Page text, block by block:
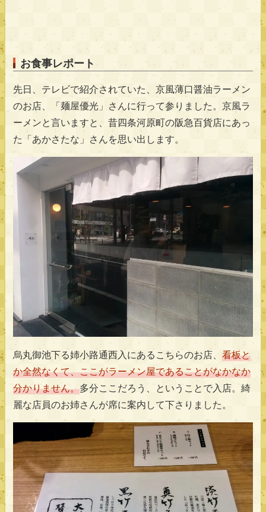
お食事レポート
先日、テレビで紹介されていた、京風薄口醤油ラーメン
のお店、「麺屋優光」さんに行って参りました。京風ラ
ーメンと言いますと、昔四条河原町の阪急百貨店にあっ
た「あかさたな」さんを思い出します。
烏丸御池下る姉小路通西入にあるこちらのお店、 看板と
か全然なくて、ここがラーメン屋であることがなかなか
分かりません。多分ここだろう、ということで入店。綺
麗な店員のお姉さんが席に案内して下さりました。